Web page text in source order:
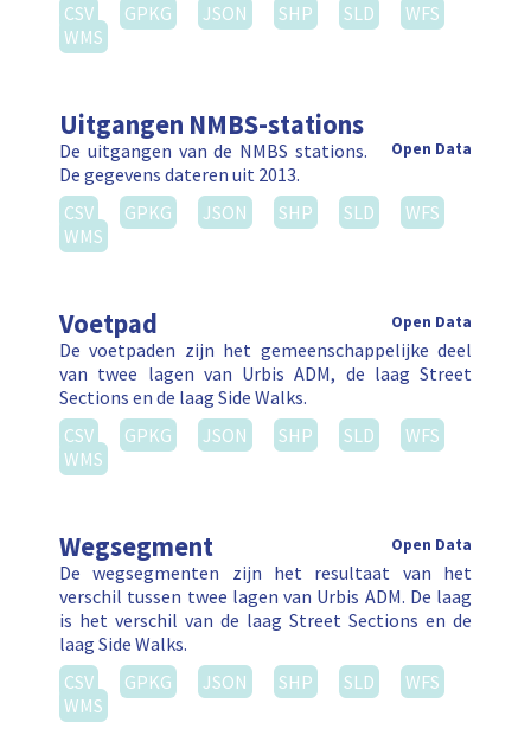
CSV
GPKG JSON SHP SLD
WFS
WMS
Uitgangen NMBS-stations
Open Data
De uitgangen van de NMBS stations.
De gegevens dateren uit 2013.
CSV
GPKG JSON SHP SLD
WFS
WMS
Voetpad Open Data
De voetpaden zijn het gemeenschappelijke deel
van twee lagen van Urbis ADM, de laag Street
Sections en de laag Side Walks.
CSV
GPKG JSON SHP SLD
WFS
WMS
Wegsegment Open Data
De wegsegmenten zijn het resultaat van het
verschil tussen twee lagen van Urbis ADM. De laag
is het verschil van de laag Street Sections en de
laag Side Walks.
CSV
GPKG JSON SHP SLD
WFS
WMS